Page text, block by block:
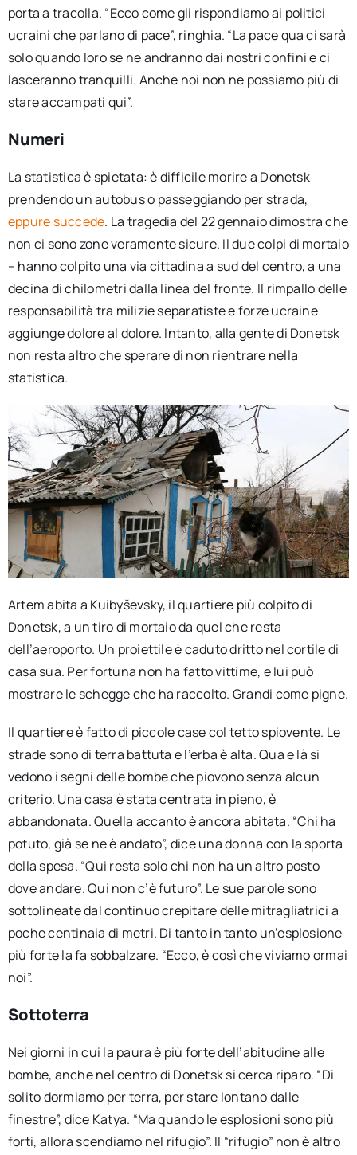
porta a tracolla. “Ecco come gli rispondiamo ai politici
ucraini che parlano di pace”, ringhia. “La pace qua ci sarà
solo quando loro se ne andranno dai nostri confini e ci
lasceranno tranquilli. Anche noi non ne possiamo più di
stare accampati qui”.
Numeri
La statistica è spietata: è difficile morire a Donetsk
prendendo un autobus o passeggiando per strada,
eppure succede. La tragedia del 22 gennaio dimostra che
non ci sono zone veramente sicure. Il due colpi di mortaio
– hanno colpito una via cittadina a sud del centro, a una
decina di chilometri dalla linea del fronte. Il rimpallo delle
responsabilità tra milizie separatiste e forze ucraine
aggiunge dolore al dolore. Intanto, alla gente di Donetsk
non resta altro che sperare di non rientrare nella
statistica.
Artem abita a Kuibyševsky, il quartiere più colpito di
Donetsk, a un tiro di mortaio da quel che resta
dell’aeroporto. Un proiettile è caduto dritto nel cortile di
casa sua. Per fortuna non ha fatto vittime, e lui può
mostrare le schegge che ha raccolto. Grandi come pigne.
Il quartiere è fatto di piccole case col tetto spiovente. Le
strade sono di terra battuta e l’erba è alta. Qua e là si
vedono i segni delle bombe che piovono senza alcun
criterio. Una casa è stata centrata in pieno, è
abbandonata. Quella accanto è ancora abitata. “Chi ha
potuto, già se ne è andato”, dice una donna con la sporta
della spesa. “Qui resta solo chi non ha un altro posto
dove andare. Qui non c’è futuro”. Le sue parole sono
sottolineate dal continuo crepitare delle mitragliatrici a
poche centinaia di metri. Di tanto in tanto un’esplosione
più forte la fa sobbalzare. “Ecco, è così che viviamo ormai
noi”.
Sottoterra
Nei giorni in cui la paura è più forte dell’abitudine alle
bombe, anche nel centro di Donetsk si cerca riparo. “Di
solito dormiamo per terra, per stare lontano dalle
finestre”, dice Katya. “Ma quando le esplosioni sono più
forti, allora scendiamo nel rifugio”. Il “rifugio” non è altro